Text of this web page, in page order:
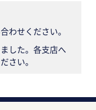
わせください。
した。各支店へ
さい。